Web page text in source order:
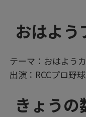
おはよう
テーマ：おはよう
出演：RCCプロ野
きょう